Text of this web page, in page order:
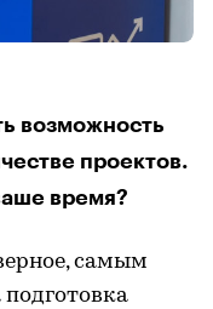
возможность
проектов.
время?
самым